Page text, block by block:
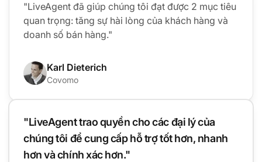
"LiveAgent đã giúp chúng tôi đạt được 2 mục tiêu
quan trọng: tăng sự hài lòng của khách hàng và
doanh số bán hàng."
Karl Dieterich
Covomo
"LiveAgent trao quyền cho các đại lý của
chúng tôi để cung cấp hỗ trợ tốt hơn, nhanh
hơn và chính xác hơn."